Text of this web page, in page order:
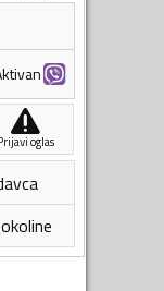
oglas